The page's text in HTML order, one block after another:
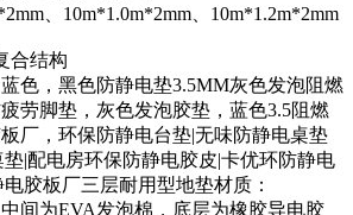
、10m*1.0m*2mm、10m*1.2m*2mm
合结构
色，黑色防静电垫3.5MM灰色发泡阻燃
劳脚垫，灰色发泡胶垫，蓝色3.5阻燃
厂，环保防静电台垫|无味防静电桌垫
|配电房环保防静电胶皮|卡优环防静电
胶板厂三层耐用型地垫材质：
中间为EVA发泡棉，底层为橡胶导电胶